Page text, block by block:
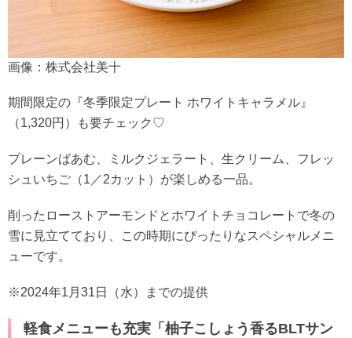
画像：株式会社美十
期間限定の『冬季限定プレート ホワイトキャラメル』
（1,320円）も要チェック♡
プレーンばあむ、ミルクジェラート、生クリーム、フレッ
シュいちご（1／2カット）が楽しめる一品。
削ったローストアーモンドとホワイトチョコレートで冬の
雪に見立てており、この時期にぴったりなスペシャルメニ
ューです。
※2024年1月31日（水）までの提供
軽食メニューも充実「柚子こしょう香るBLTサン